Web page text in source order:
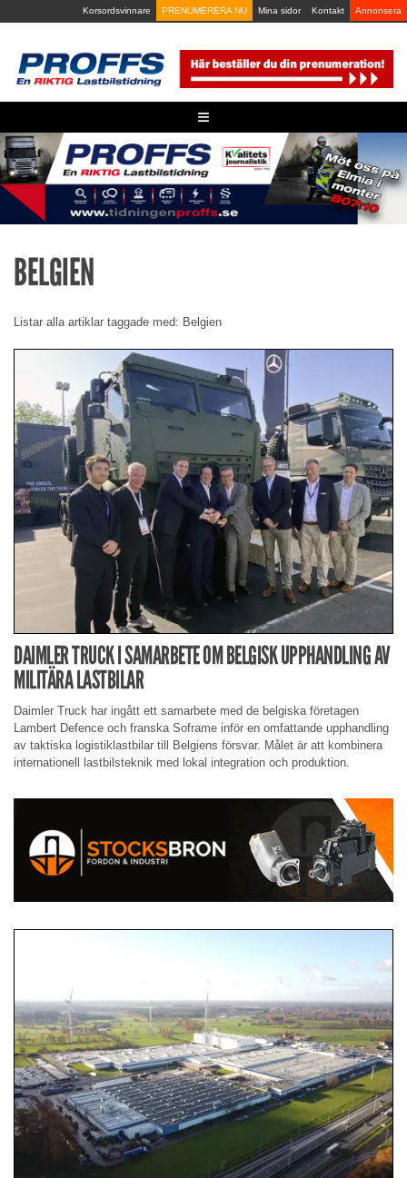
to
Korsordsvinnare PRENUMERERA NU Mina sidor Kontakt Annonsera
≡
BELGIEN
Listar alla artiklar taggade med: Belgien
DAIMLER TRUCK I SAMARBETE OM BELGISK UPPHANDLING AV
MILITÄRA LASTBILAR
Daimler Truck har ingått ett samarbete med de belgiska företagen
Lambert Defence och franska Soframe inför en omfattande upphandling
av taktiska logistiklastbilar till Belgiens försvar. Målet är att kombinera
internationell lastbilsteknik med lokal integration och produktion.